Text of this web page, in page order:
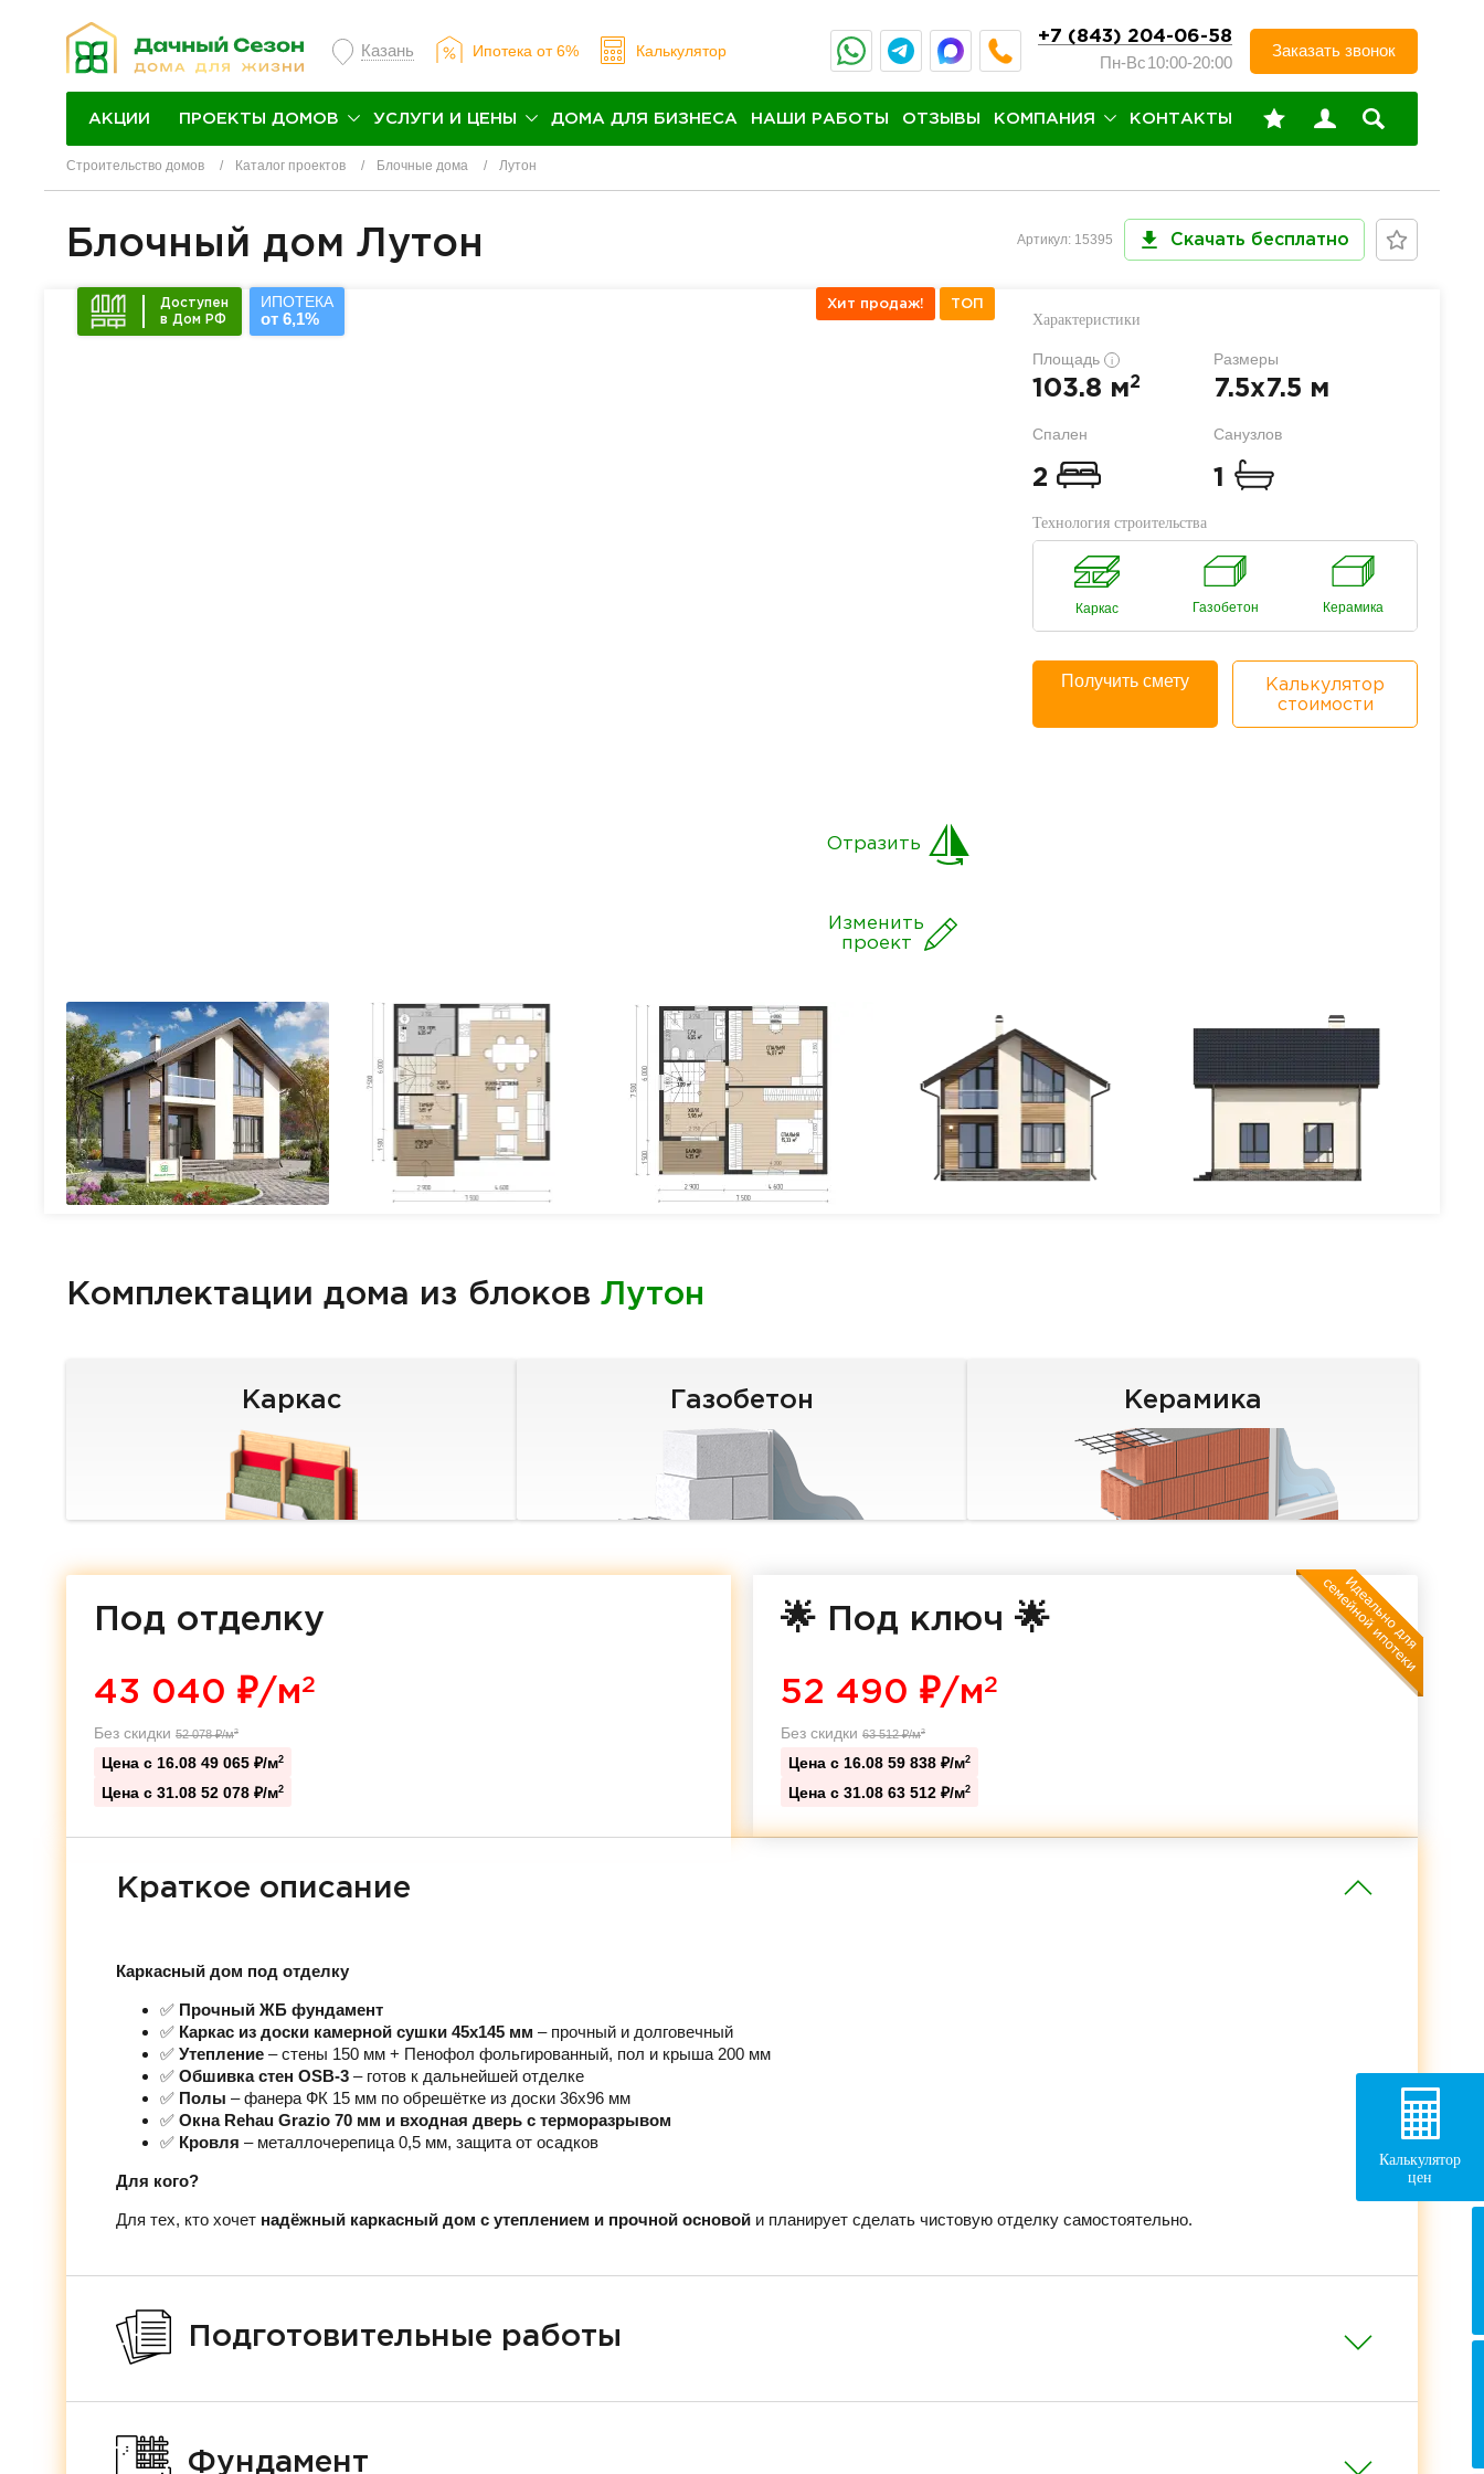
Казань Ипотека от 6% Калькулятор
+7 (843) 204-06-58
Пн-Вс10:00-20:00
Заказать звонок
АКЦИИ ПРОЕКТЫ ДОМОВ УСЛУГИ И ЦЕНЫ ДОМА ДЛЯ БИЗНЕСА НАШИ РАБОТЫ ОТЗЫВЫ КОМПАНИЯ КОНТАКТЫ
Строительство домов Каталог проектов Блочные дома Лутон
Блочный дом Лутон Артикул: 15395 Скачать бесплатно
Доступен
в Дом РФ
ИПОТЕКА
от 6,1%
Хит продаж! ТОП
Изменить
проект
Отразить
Характеристики
Площадь i
103.8 м2
Размеры
7.5x7.5 м
Спален
2
Санузлов
1
Технология строительства
Каркас Газобетон Керамика
Получить смету
Калькулятор
стоимости
Комплектации дома из блоков Лутон
Каркас Газобетон Керамика
Под отделку
43 040 ₽/м2
Без скидки 52 078₽/м2
Цена с 16.08 49 065 ₽/м2
Цена с 31.08 52 078 ₽/м2
🌟 Под ключ 🌟
52 490 ₽/м2
Без скидки 63 512₽/м2
Цена с 16.08 59 838 ₽/м2
Цена с 31.08 63 512 ₽/м2
Краткое описание
Каркасный дом под отделку
✅ Прочный ЖБ фундамент
✅ Каркас из доски камерной сушки 45х145 мм – прочный и долговечный
✅ Утепление – стены 150 мм + Пенофол фольгированный, пол и крыша 200 мм
✅ Обшивка стен OSB-3 – готов к дальнейшей отделке
✅ Полы – фанера ФК 15 мм по обрешётке из доски 36х96 мм
✅ Окна Rehau Grazio 70 мм и входная дверь с терморазрывом
✅ Кровля – металлочерепица 0,5 мм, защита от осадков
Для кого?
Для тех, кто хочет надёжный каркасный дом с утеплением и прочной основой и планирует сделать чистовую отделку самостоятельно.
Подготовительные работы
Фундамент
Калькулятор
цен